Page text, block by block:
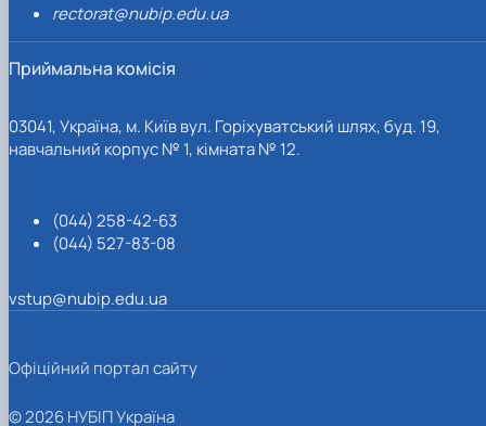
rectorat@nubip.edu.ua
Приймальна комісія
03041, Україна, м. Київ вул. Горіхуватський шлях, буд. 19,
навчальний корпус № 1, кімната № 12.
(044) 258-42-63
(044) 527-83-08
vstup@nubip.edu.ua
Офіційний портал сайту
© 2026 НУБІП Україна